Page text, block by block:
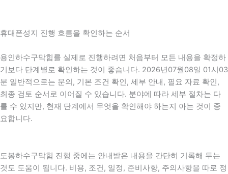
휴대폰성지 진행 흐름을 확인하는 순서
용인하수구막힘를 실제로 진행하려면 처음부터 모든 내용을 확정하
기보다 단계별로 확인하는 것이 좋습니다. 2026년07월08일 01시03
분 일반적으로는 문의, 기본 조건 확인, 세부 안내, 필요 자료 확인,
최종 검토 순서로 이어질 수 있습니다. 분야에 따라 세부 절차는 다
를 수 있지만, 현재 단계에서 무엇을 확인해야 하는지 아는 것이 중
요합니다.
도봉하수구막힘 진행 중에는 안내받은 내용을 간단히 기록해 두는
것도 도움이 됩니다. 비용, 조건, 일정, 준비사항, 주의사항을 따로 정